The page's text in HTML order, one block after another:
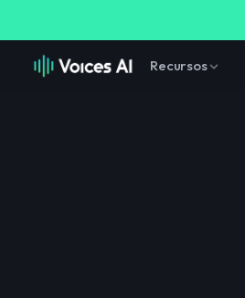
Recursos